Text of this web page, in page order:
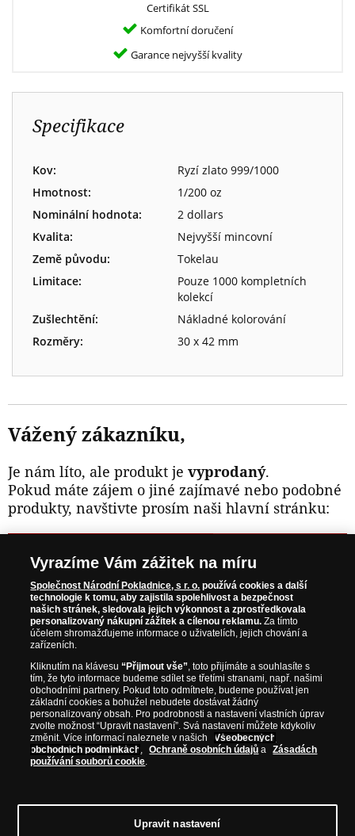
Certifikát SSL
Komfortní doručení
Garance nejvyšší kvality
Specifikace
Kov:
Ryzí zlato 999/1000
Hmotnost:
1/200 oz
Nominální hodnota:
2 dollars
Kvalita:
Nejvyšší mincovní
Země původu:
Tokelau
Limitace:
Pouze 1000 kompletních
kolekcí
Zušlechtění:
Nákladné kolorování
Rozměry:
30 x 42 mm
Vážený zákazníku,
Je nám líto, ale produkt je vyprodaný.
Pokud máte zájem o jiné zajímavé nebo podobné
produkty, navštivte prosím naši hlavní stránku:
NAVŠTIVTE ZAJÍMAVÉ PRODUKTY NA
WWW.NARODNIPOKLADNICE.CZ
Prosím informujte mě, jakmile bude produkt opět skladem.
NAŠE ZÁRUKY
Bezpečný nákup
Certifikát SSL
Komfortní doručení
Vyrazíme Vám zážitek na míru
Společnost Národní Pokladnice, s r. o. používá cookies a další
technologie k tomu, aby zajistila spolehlivost a bezpečnost
našich stránek, sledovala jejich výkonnost a zprostředkovala
personalizovaný nákupní zážitek a cílenou reklamu. Za tímto
účelem shromažďujeme informace o uživatelích, jejich chování a
zařízeních.
Kliknutím na klávesu“Přijmout vše”, toto přijímáte a souhlasíte s
tím, že tyto informace budeme sdílet se třetími stranami, např. našimi
obchodními partnery. Pokud toto odmítnete, budeme používat jen
základní cookies a bohužel nebudete dostávat žádný
personalizovaný obsah. Pro podrobnosti a nastavení vlastních úprav
zvolte možnost “Upravit nastavení”. Svá nastavení můžete kdykoliv
změnit. Více informací naleznete v našich
Všeobecných
obchodních podmínkách , Ochraně osobních údajů a
Zásadách
používání souborů cookie.
Upravit nastavení